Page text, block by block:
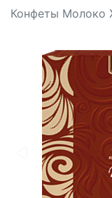
Конфеты